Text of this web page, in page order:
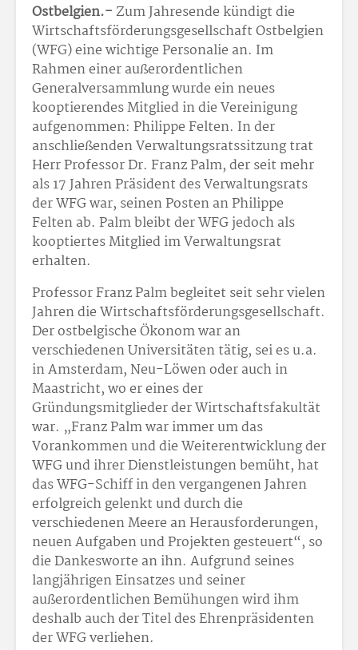
Ostbelgien.-Zum Jahresende kündigt die
Wirtschaftsförderungsgesellschaft Ostbelgien
(WFG) eine wichtige Personalie an. Im
Rahmen einer außerordentlichen
Generalversammlung wurde ein neues
kooptierendes Mitglied in die Vereinigung
aufgenommen: Philippe Felten. In der
anschließenden Verwaltungsratssitzung trat
Herr Professor Dr. Franz Palm, der seit mehr
als 17 Jahren Präsident des Verwaltungsrats
der WFG war, seinen Posten an Philippe
Felten ab. Palm bleibt der WFG jedoch als
kooptiertes Mitglied im Verwaltungsrat
erhalten.
Professor Franz Palm begleitet seit sehr vielen
Jahren die Wirtschaftsförderungsgesellschaft.
Der ostbelgische Ökonom war an
verschiedenen Universitäten tätig, sei es u.a.
in Amsterdam, Neu-Löwen oder auch in
Maastricht, wo er eines der
Gründungsmitglieder der Wirtschaftsfakultät
war. „Franz Palm war immer um das
Vorankommen und die Weiterentwicklung der
WFG und ihrer Dienstleistungen bemüht, hat
das WFG-Schiff in den vergangenen Jahren
erfolgreich gelenkt und durch die
verschiedenen Meere an Herausforderungen,
neuen Aufgaben und Projekten gesteuert“, so
die Dankesworte an ihn. Aufgrund seines
langjährigen Einsatzes und seiner
außerordentlichen Bemühungen wird ihm
deshalb auch der Titel des Ehrenpräsidenten
der WFG verliehen.